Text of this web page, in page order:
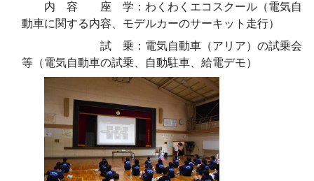
内 容 座 学：わくわくエコスクール（電気自
動車に関する内容、モデルカーのサーキット走行）
試 乗：電気自動車（アリア）の試乗会
等（電気自動車の試乗、自動駐車、給電デモ）